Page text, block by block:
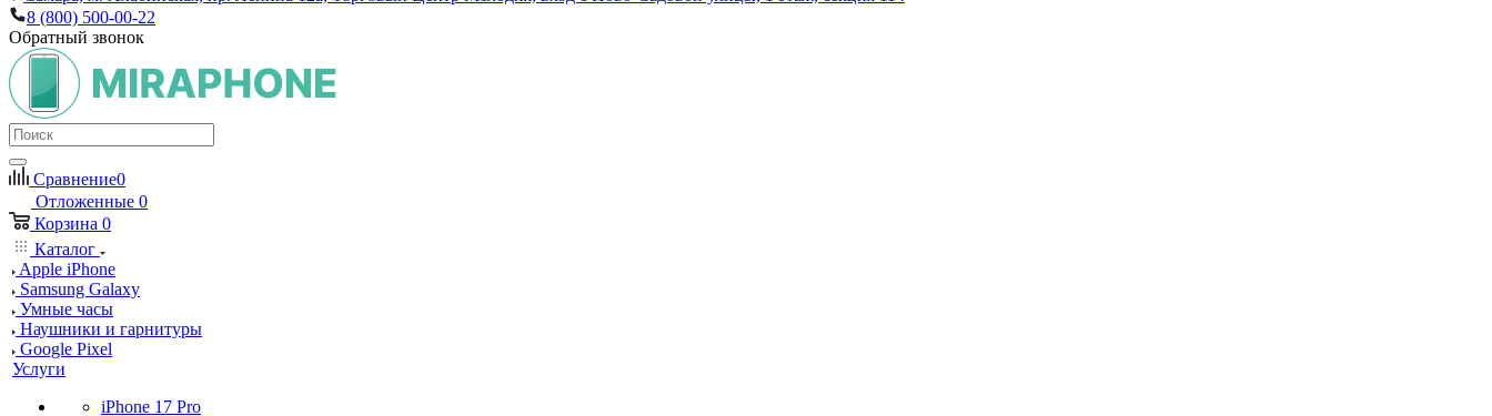
8 (800) 500-00-22
Обратный звонок
Сравнение0
Отложенные 0
Корзина 0
Каталог
Apple iPhone
Samsung Galaxy
Умные часы
Наушники и гарнитуры
Google Pixel
Услуги
iPhone 17 Pro